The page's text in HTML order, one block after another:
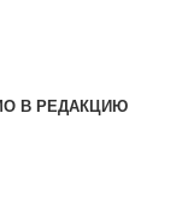
В РЕДАКЦИЮ